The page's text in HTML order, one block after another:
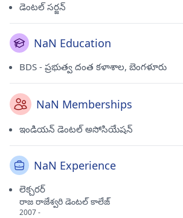
డెంటల్ సర్జన్
NaN Education
BDS - ప్రభుత్వ దంత కళాశాల, బెంగళూరు
NaN Memberships
ఇండియన్ డెంటల్ అసోసియేషన్
NaN Experience
లెక్చరర్
రాజ రాజేశ్వరి డెంటల్ కాలేజ్
2007 -